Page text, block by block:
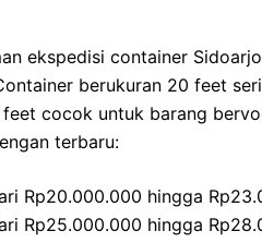
ekspedisi container
berukuran 20 feet
cocok untuk barang
terbaru:
Rp20.000.000 hingga
Rp25.000.000 hingga